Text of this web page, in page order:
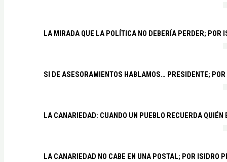
LA MIRADA QUE LA POLÍTICA NO DEBERÍA PERDER; POR
SI DE ASESORAMIENTOS HABLAMOS… PRESIDENTE;
LA CANARIEDAD: CUANDO UN PUEBLO RECUERDA QUIÉN
LA CANARIEDAD NO CABE EN UNA POSTAL; POR ISIDRO